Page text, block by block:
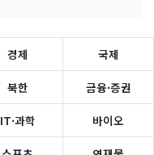
경제 국제
북한 금융·증권
IT·과학 바이오